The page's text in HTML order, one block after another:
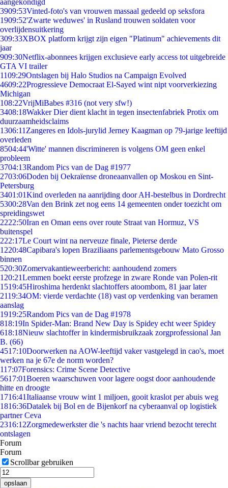
aangekondigd
3909:53Vinted-foto's van vrouwen massaal gedeeld op seksfora
1909:52'Zwarte weduwes' in Rusland trouwen soldaten voor
overlijdensuitkering
309:33XBOX platform krijgt zijn eigen "Platinum" achievements dit
jaar
909:30Netflix-abonnees krijgen exclusieve early access tot uitgebreide
GTA VI trailer
1109:29Ontslagen bij Halo Studios na Campaign Evolved
4609:22Progressieve Democraat El-Sayed wint nipt voorverkiezing
Michigan
108:22VrijMiBabes #316 (not very sfw!)
3408:18Wakker Dier dient klacht in tegen insectenfabriek Protix om
duurzaamheidsclaims
1306:11 Zangeres en Idols-jurylid Jerney Kaagman op 79-jarige leeftijd
overleden
8504:44'Witte' mannen discrimineren is volgens OM geen enkel
probleem
3704:13Random Pics van de Dag #1977
2703:06Doden bij Oekraïense droneaanvallen op Moskou en Sint-
Petersburg
3401:01Kind overleden na aanrijding door AH-bestelbus in Dordrecht
5300:28Van den Brink zet nog eens 14 gemeenten onder toezicht om
spreidingswet
2222:50Iran en Oman eens over route Straat van Hormuz, VS
buitenspel
222:17Le Court wint na nerveuze finale, Pieterse derde
1220:48Capibara's lopen Braziliaans parlementsgebouw Mato Grosso
binnen
520:30Zomervakantieweerbericht: aanhoudend zomers
1 20:21Lemmen boekt eerste profzege in zware Ronde van Polen-rit
1519:45Hiroshima herdenkt slachtoffers atoombom, 81 jaar later
2119:34OM: vierde verdachte (18) vast op verdenking van beramen
aanslag
1919:25Random Pics van de Dag #1978
818:19In Spider-Man: Brand New Day is Spidey echt weer Spidey
618:18Nieuw slachtoffer in kindermisbruikzaak zorgprofessional Jan
B. (66)
4517:10Doorwerken na AOW-leeftijd vaker vastgelegd in cao's, moet
werken na je 67e de norm worden?
117:07Forensics: Crime Scene Detective
5617:01Boeren waarschuwen voor lagere oogst door aanhoudende
hitte en droogte
1716:41Italiaanse vrouw wint 1 miljoen, gooit kraslot per abuis weg
1816:36Datalek bij Bol en de Bijenkorf na cyberaanval op logistiek
partner Ceva
2316:12Zorgmedewerkster die 's nachts haar vriend bezocht terecht
ontslagen
Forum
Forum
Scrollbar gebruiken
opslaan